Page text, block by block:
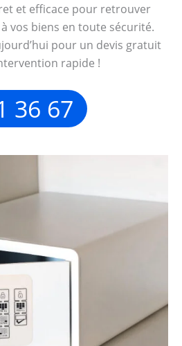
et efficace pour retrouver
vos biens en toute sécurité.
pour un devis gratuit
rapide !
36 67